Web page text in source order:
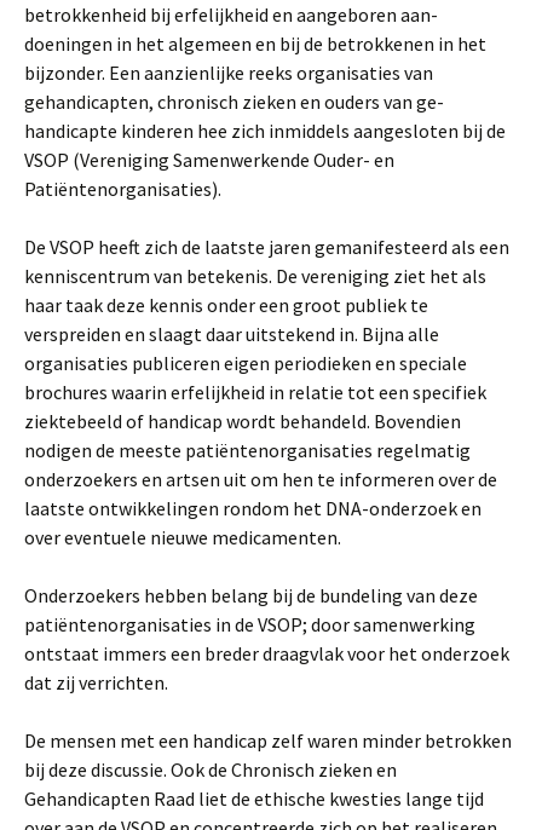
betrokkenheid bij erfelijkheid en aangeboren aan­
doeningen in het algemeen en bij de betrokkenen in het
bijzonder. Een aanzienlijke reeks organisaties van
gehandicapten, chronisch zieken en ouders van ge­
handicapte kinderen hee zich inmiddels aangesloten bij de
VSOP (Vereniging Samenwerkende Ouder- en
Patiëntenorganisaties).
De VSOP heeft zich de laatste jaren gemanifesteerd als een
kenniscentrum van betekenis. De vereniging ziet het als
haar taak deze kennis onder een groot publiek te
verspreiden en slaagt daar uitstekend in. Bijna alle
organisaties publiceren eigen periodieken en speciale
brochures waarin erfelijkheid in relatie tot een specifiek
ziektebeeld of handicap wordt behandeld. Bovendien
nodigen de meeste patiëntenorganisaties regelmatig
onderzoekers en artsen uit om hen te informeren over de
laatste ontwikkelingen rondom het DNA-onderzoek en
over eventuele nieuwe medicamenten.
Onderzoekers hebben belang bij de bundeling van deze
patiëntenorganisaties in de VSOP; door samenwerking
ontstaat immers een breder draagvlak voor het onderzoek
dat zij verrichten.
De mensen met een handicap zelf waren minder betrokken
bij deze discussie. Ook de Chronisch zieken en
Gehandicapten Raad liet de ethische kwesties lange tijd